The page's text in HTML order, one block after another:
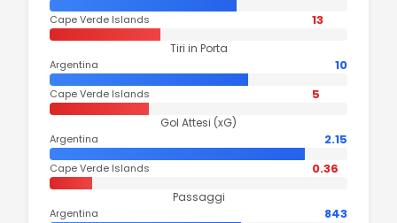
Cape Verde Islands 13
Tiri in Porta
Argentina 10
Cape Verde Islands 5
Gol Attesi (xG)
Argentina 2.15
Cape Verde Islands 0.36
Passaggi
Argentina 843